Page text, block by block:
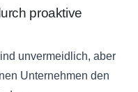
proaktive
unvermeidlich, aber
Unternehmen den